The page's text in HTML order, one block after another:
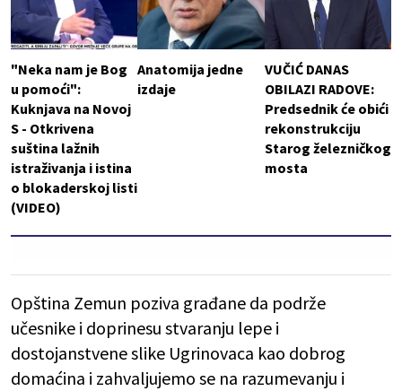
"Neka nam je Bog
u pomoći":
Kuknjava na Novoj
S - Otkrivena
suština lažnih
istraživanja i istina
o blokaderskoj listi
(VIDEO)
Anatomija jedne
izdaje
VUČIĆ DANAS
OBILAZI RADOVE:
Predsednik će obići
rekonstrukciju
Starog železničkog
mosta
Opština Zemun poziva građane da podrže
učesnike i doprinesu stvaranju lepe i
dostojanstvene slike Ugrinovaca kao dobrog
domaćina i zahvaljujemo se na razumevanju i